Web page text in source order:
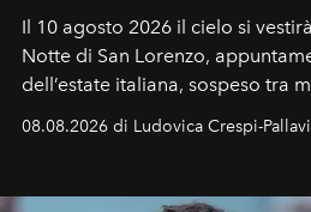
Il 10 agosto 2026 il cielo si
Notte di San Lorenzo,
dell’estate italiana, sospeso tra
celeste per seguire il passaggio
all’universo i desideri più segreti
08.08.2026 di Ludovica Crespi-